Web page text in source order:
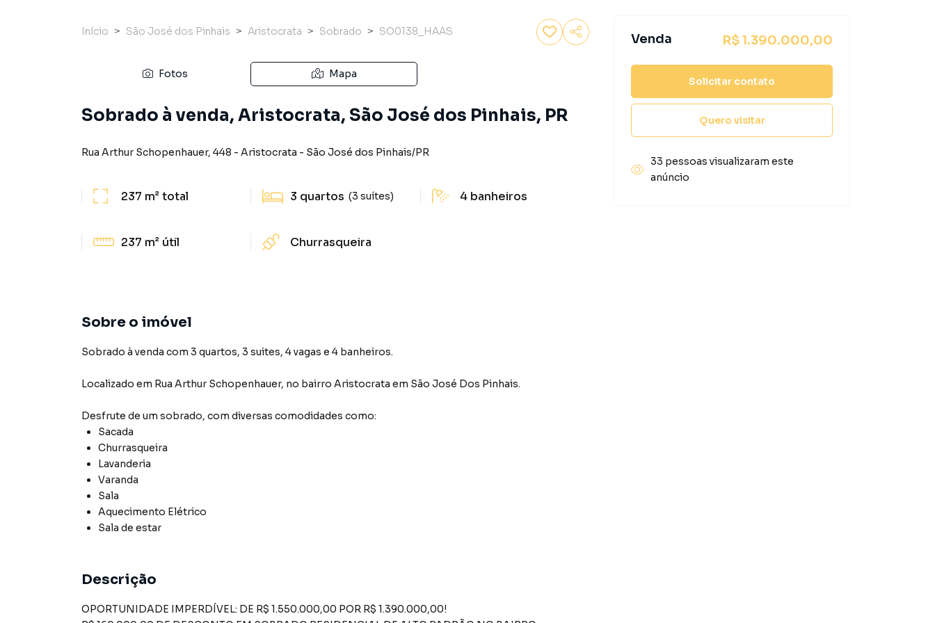
Início São José dos Pinhais Aristocrata Sobrado SO0138_HAAS
Fotos Mapa
Sobrado à venda, Aristocrata, São José dos Pinhais, PR
Rua Arthur Schopenhauer, 448 - Aristocrata - São José dos Pinhais/PR
237 m²total 3 quartos (3 suítes) 4 banheiros
237 m² útil Churrasqueira
Sobre o imóvel
Sobrado à venda com 3 quartos, 3 suites, 4 vagas e 4 banheiros.
Localizado em Rua Arthur Schopenhauer, no bairro Aristocrata em São José Dos Pinhais.
Desfrute de um sobrado, com diversas comodidades como:
Sacada
Churrasqueira
Lavanderia
Varanda
Sala
Aquecimento Elétrico
Sala de estar
Descrição
OPORTUNIDADE IMPERDÍVEL: DE R$ 1.550.000,00 POR R$ 1.390.000,00!
Venda R$ 1.390.000,00
Solicitar contato
Quero visitar
33 pessoas visualizaram este
anúncio